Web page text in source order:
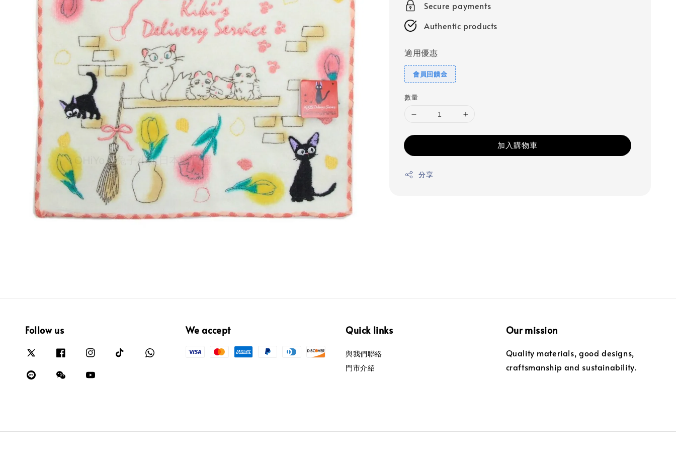
Secure payments
Authentic products
適用優惠
會員回饋金
數量
加入購物車
分享
Follow us We accept Quick links
與我們聯絡
門市介紹
Our mission
Quality materials, good designs,
craftsmanship and sustainability.